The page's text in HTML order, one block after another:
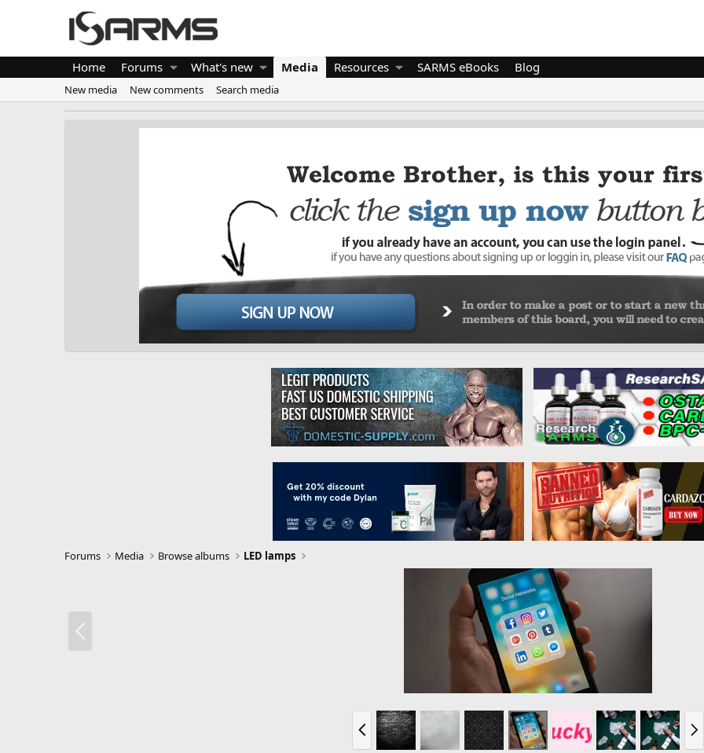
Home Forums What's new Media Resources SARMS eBooks Blog
New media New comments Search media
Forums Media Browse albums LED lamps
r
e